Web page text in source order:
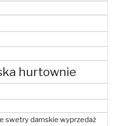
hurtownie
swetry damskie wyprzedaż